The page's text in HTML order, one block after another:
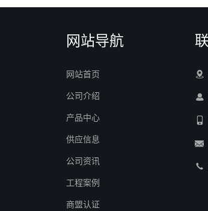
网站导航
网站首页
公司介绍
产品中心
供应信息
公司资讯
工程案例
商盟认证